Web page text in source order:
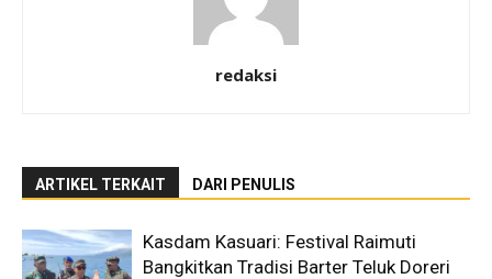
redaksi
ARTIKEL TERKAIT DARI PENULIS
Kasdam Kasuari: Festival Raimuti
Bangkitkan Tradisi Barter Teluk Doreri